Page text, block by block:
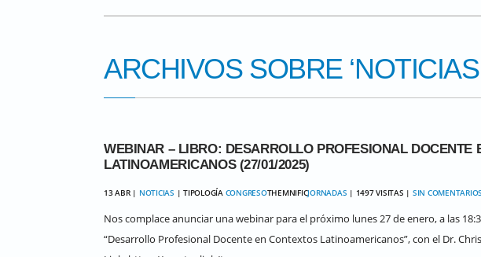
ARCHIVOS SOBRE ‘NOTICIAS
WEBINAR – LIBRO: DESARROLLO PROFESIONAL DOCENTE
LATINOAMERICANOS (27/01/2025)
13 ABR | NOTICIAS | TIPOLOGÍA CONGRESOTHEMNIFICJORNADAS | 1497 VISITAS | SIN COMENTARIOS
Nos complace anunciar una webinar para el próximo lunes 27 de enero, a las
“Desarrollo Profesional Docente en Contextos Latinoamericanos”, con el Dr.